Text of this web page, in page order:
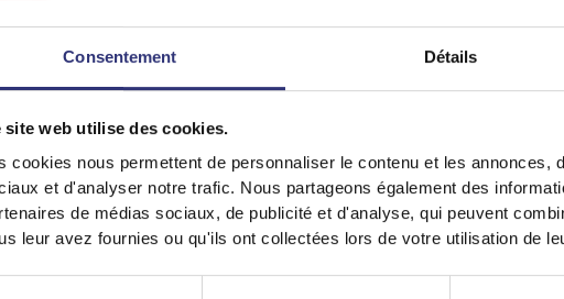
Consentement Détails
site web utilise des cookies.
cookies nous permettent de personnaliser le contenu et les annonces,
et d'analyser notre trafic. Nous partageons également des
de médias sociaux, de publicité et d'analyse, qui peuvent
leur avez fournies ou qu'ils ont collectées lors de votre utilisation de
Recettesen